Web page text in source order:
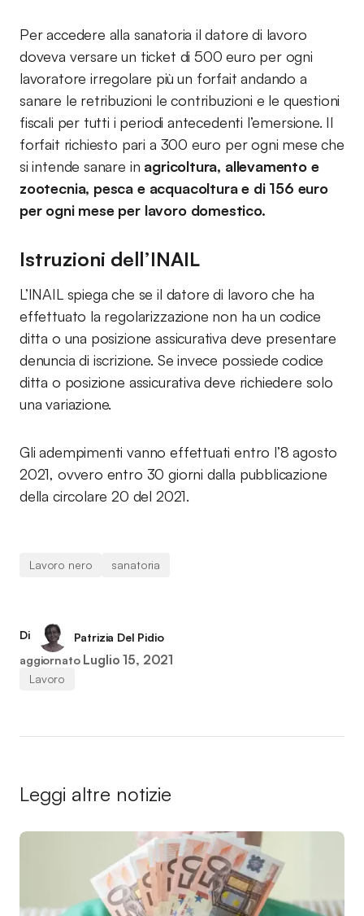
Per accedere alla sanatoria il datore di lavoro
doveva versare un ticket di 500 euro per ogni
lavoratore irregolare più un forfait andando a
sanare le retribuzioni le contribuzioni e le questioni
fiscali per tutti i periodi antecedenti l’emersione. Il
forfait richiesto pari a 300 euro per ogni mese che
si intende sanare in agricoltura, allevamento e
zootecnia, pesca e acquacoltura e di 156 euro
per ogni mese per lavoro domestico.
Istruzioni dell’INAIL
L’INAIL spiega che se il datore di lavoro che ha
effettuato la regolarizzazione non ha un codice
ditta o una posizione assicurativa deve presentare
denuncia di iscrizione. Se invece possiede codice
ditta o posizione assicurativa deve richiedere solo
una variazione.
Gli adempimenti vanno effettuati entro l’8 agosto
2021, ovvero entro 30 giorni dalla pubblicazione
della circolare 20 del 2021.
Lavoro nero sanatoria
Di
Patrizia Del Pidio
aggiornato Luglio 15, 2021
Lavoro
Leggi altre notizie